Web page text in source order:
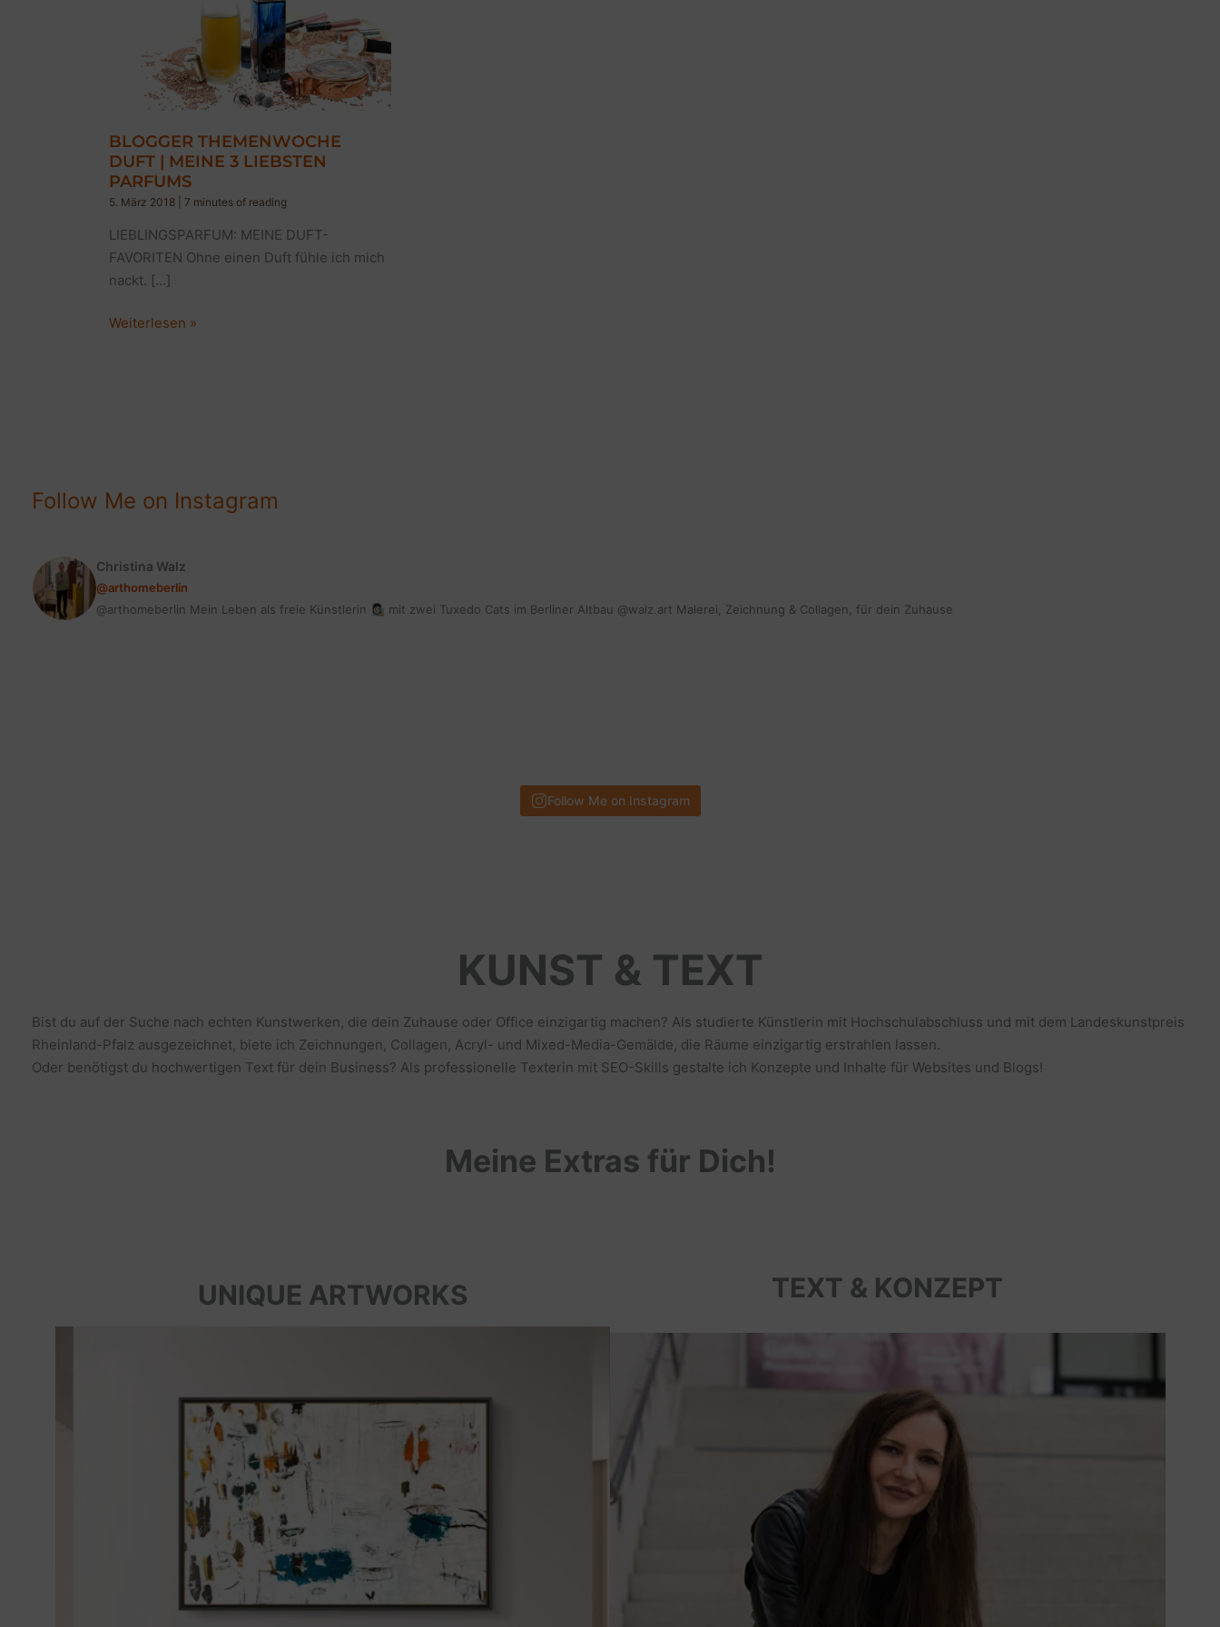
BLOGGER THEMENWOCHE
DUFT | MEINE 3 LIEBSTEN
PARFUMS
5. März 2018 7 minutes of reading
LIEBLINGSPARFUM: MEINE DUFT-
FAVORITEN Ohne einen Duft fühle ich mich
nackt. […]
BLOGGER
Weiterlesen »
Follow Me on Instagram
Christina Walz
@arthomeberlin
@arthomeberlin Mein Leben als freie Künstlerin 👩🏻‍🎨 mit zwei Tuxedo Cats im Berliner Altbau @walz.art Malerei, Zeichnung & Collagen, für dein Zuhause
Follow Me on Instagram
KUNST & TEXT
Bist du auf der Suche nach echten Kunstwerken, die dein Zuhause oder Office einzigartig machen? Als studierte Künstlerin mit Hochschulabschluss und mit dem Landeskunstpreis
Rheinland-Pfalz ausgezeichnet, biete ich Zeichnungen, Collagen, Acryl- und Mixed-Media-Gemälde, die Räume einzigartig erstrahlen lassen.
Oder benötigst du hochwertigen Text für dein Business? Als professionelle Texterin mit SEO-Skills gestalte ich Konzepte und Inhalte für Websites und Blogs!
Meine Extras für Dich!
UNIQUE ARTWORKS TEXT & KONZEPT